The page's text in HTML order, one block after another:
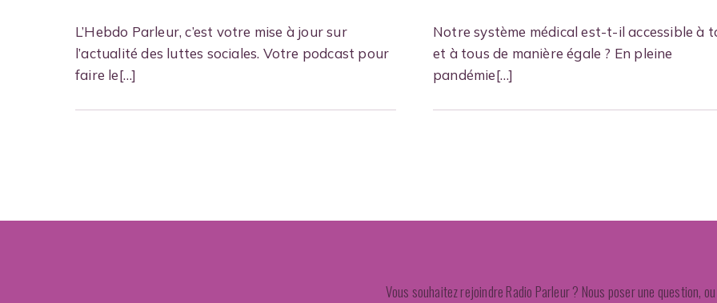
L’Hebdo Parleur, c’est votre mise à jour sur
l’actualité des luttes sociales. Votre podcast pour
faire le[…]
Notre système médical est-t-il accessible à
et à tous de manière égale ? En pleine
pandémie[…]
Vous souhaitez rejoindre Radio Parleur ? Nous poser une question,